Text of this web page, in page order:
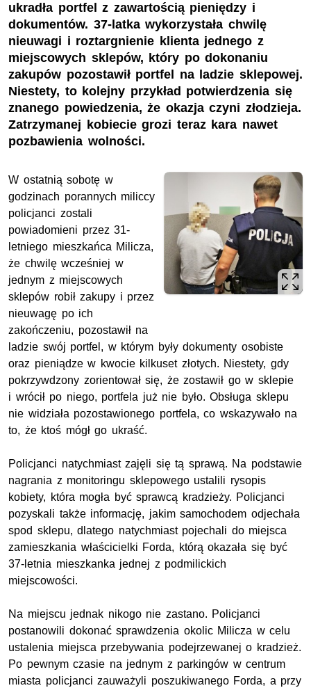
ukradła portfel z zawartością pieniędzy i
dokumentów. 37-latka wykorzystała chwilę
nieuwagi i roztargnienie klienta jednego z
miejscowych sklepów, który po dokonaniu
zakupów pozostawił portfel na ladzie sklepowej.
Niestety, to kolejny przykład potwierdzenia się
znanego powiedzenia, że okazja czyni złodzieja.
Zatrzymanej kobiecie grozi teraz kara nawet
pozbawienia wolności.
W ostatnią sobotę w
godzinach porannych miliccy
policjanci zostali
powiadomieni przez 31-
letniego mieszkańca Milicza,
że chwilę wcześniej w
jednym z miejscowych
sklepów robił zakupy i przez
nieuwagę po ich
zakończeniu, pozostawił na
ladzie swój portfel, w którym były dokumenty osobiste
oraz pieniądze w kwocie kilkuset złotych. Niestety, gdy
pokrzywdzony zorientował się, że zostawił go w sklepie
i wrócił po niego, portfela już nie było. Obsługa sklepu
nie widziała pozostawionego portfela, co wskazywało na
to, że ktoś mógł go ukraść.
Policjanci natychmiast zajęli się tą sprawą. Na podstawie
nagrania z monitoringu sklepowego ustalili rysopis
kobiety, która mogła być sprawcą kradzieży. Policjanci
pozyskali także informację, jakim samochodem odjechała
spod sklepu, dlatego natychmiast pojechali do miejsca
zamieszkania właścicielki Forda, którą okazała się być
37-letnia mieszkanka jednej z podmilickich
miejscowości.
Na miejscu jednak nikogo nie zastano. Policjanci
postanowili dokonać sprawdzenia okolic Milicza w celu
ustalenia miejsca przebywania podejrzewanej o kradzież.
Po pewnym czasie na jednym z parkingów w centrum
miasta policjanci zauważyli poszukiwanego Forda, a przy